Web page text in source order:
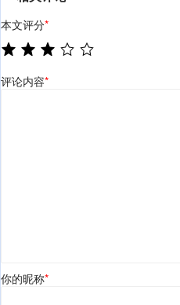
本文评分*
评论内容*
你的昵称*